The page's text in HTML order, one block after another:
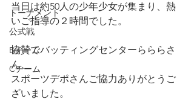
トーナメント
公式戦
Bチーム
Cチーム
当日は約50人の少年少女が集まり、熱
いご指導の２時間でした。
協賛でバッティングセンターらららさ
ん、
スポーツデポさんご協力ありがとうご
ざいました。